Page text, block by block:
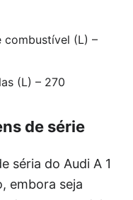
combustível (L) –
(L) – 270
de série
séria do Audi A 1
embora seja